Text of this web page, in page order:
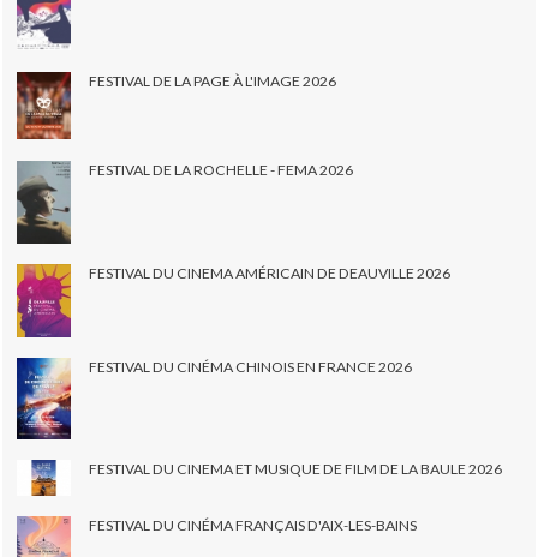
FESTIVAL DE LA PAGE À L'IMAGE 2026
FESTIVAL DE LA ROCHELLE - FEMA 2026
FESTIVAL DU CINEMA AMÉRICAIN DE DEAUVILLE 2026
FESTIVAL DU CINÉMA CHINOIS EN FRANCE 2026
FESTIVAL DU CINEMA ET MUSIQUE DE FILM DE LA BAULE 2026
FESTIVAL DU CINÉMA FRANÇAIS D'AIX-LES-BAINS